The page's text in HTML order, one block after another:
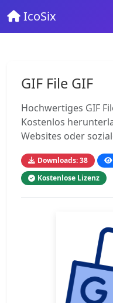
IcoSix
GIF File GIF
Hochwertiges GIF
Kostenlos
Websites oder
Downloads: 38
Kostenlose Lizenz